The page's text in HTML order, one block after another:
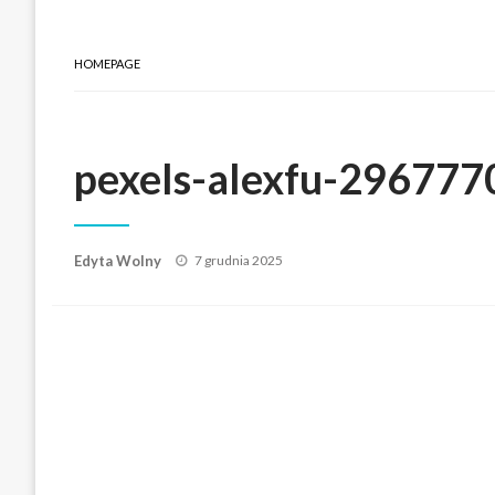
HOMEPAGE
pexels-alexfu-
Edyta Wolny
Posted
7 grudnia 2025